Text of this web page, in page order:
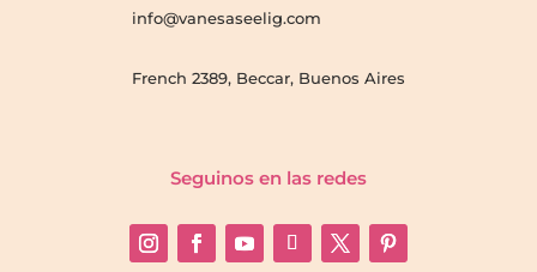
info@vanesaseelig.com
French 2389, Beccar, Buenos Aires
Seguinos en las redes